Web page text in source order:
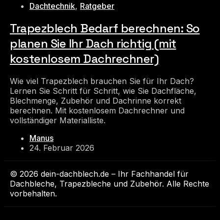
Dachtechnik, Ratgeber
Trapezblech Bedarf berechnen: So
planen Sie Ihr Dach richtig (mit
kostenlosem Dachrechner)
Wie viel Trapezblech brauchen Sie für Ihr Dach?
Lernen Sie Schritt für Schritt, wie Sie Dachfläche,
Blechmenge, Zubehör und Dachrinne korrekt
berechnen. Mit kostenlosem Dachrechner und
vollständiger Materialliste.
Manus
24. Februar 2026
© 2026 dein-dachblech.de – Ihr Fachhandel für
Dachbleche, Trapezbleche und Zubehör. Alle Rechte
vorbehalten.